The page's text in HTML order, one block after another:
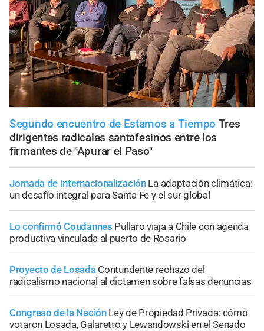
Segundo encuentro de Estamos a Tiempo Tres
dirigentes radicales santafesinos entre los
firmantes de "Apurar el Paso"
Jornada de Internacionalización La adaptación climática:
un desafío integral para Santa Fe y el sur global
Lo confirmó Coudannes Pullaro viaja a Chile con agenda
productiva vinculada al puerto de Rosario
Proyecto de Losada Contundente rechazo del
radicalismo nacional al dictamen sobre falsas denuncias
Congreso de la Nación Ley de Propiedad Privada: cómo
votaron Losada, Galaretto y Lewandowski en el Senado